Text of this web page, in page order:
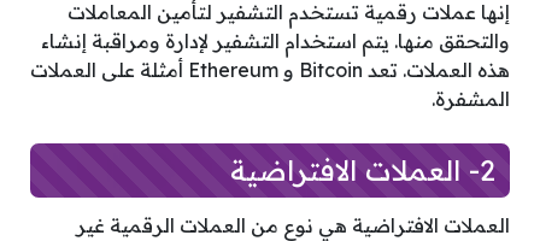
إنها عملات رقمية تستخدم التشفير لتأمين المعاملات
والتحقق منها. يتم استخدام التشفير لإدارة ومراقبة إنشاء
هذه العملات. تعد Bitcoin و Ethereum أمثلة على العملات
المشفرة.
2- العملات الافتراضية
العملات الافتراضية هي نوع من العملات الرقمية غير